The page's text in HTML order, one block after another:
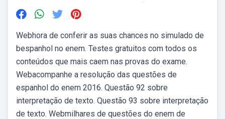
Webhora de conferir as suas chances no simulado de
bespanhol no enem. Testes gratuitos com todos os
conteúdos que mais caem nas provas do exame.
Webacompanhe a resolução das questões de
espanhol do enem 2016. Questão 92 sobre
interpretação de texto. Questão 93 sobre interpretação
de texto. Webmilhares de questões do enem de